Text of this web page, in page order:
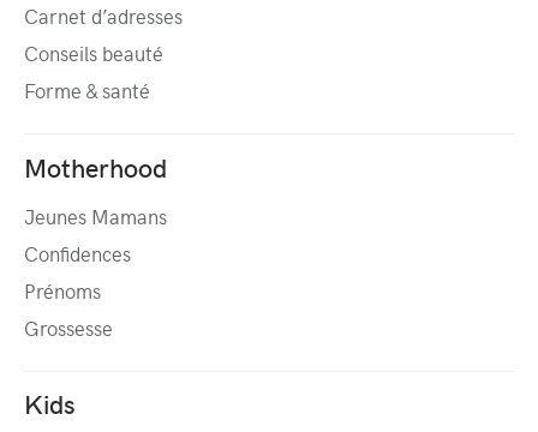
Carnet d’adresses
Conseils beauté
Forme & santé
Motherhood
Jeunes Mamans
Confidences
Prénoms
Grossesse
Kids